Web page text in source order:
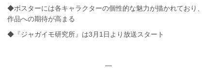
◆ポスターには各キャラクターの個性的な魅力が描かれており、
作品への期待が高まる
◆『ジャガイモ研究所』は3月1日より放送スタート
—